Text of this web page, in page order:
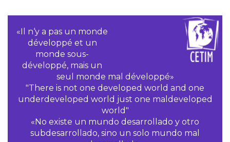
«Il n‘y a pas un monde
développé et un
monde sous-
développé, mais un
seul monde mal développé»
"There is not one developed world and one
underdeveloped world just one maldeveloped
world"
«No existe un mundo desarrollado y otro
subdesarrollado, sino un solo mundo mal